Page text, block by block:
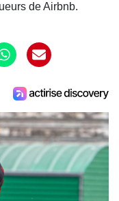
de Airbnb.